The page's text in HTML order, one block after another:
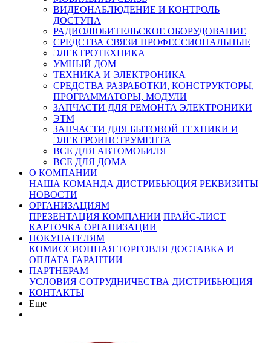
ВИДЕОНАБЛЮДЕНИЕ И КОНТРОЛЬ
ДОСТУПА
РАДИОЛЮБИТЕЛЬСКОЕ ОБОРУДОВАНИЕ
СРЕДСТВА СВЯЗИ ПРОФЕССИОНАЛЬНЫЕ
ЭЛЕКТРОТЕХНИКА
УМНЫЙ ДОМ
ТЕХНИКА И ЭЛЕКТРОНИКА
СРЕДСТВА РАЗРАБОТКИ, КОНСТРУКТОРЫ,
ПРОГРАММАТОРЫ, МОДУЛИ
ЗАПЧАСТИ ДЛЯ РЕМОНТА ЭЛЕКТРОНИКИ
ЭТМ
ЗАПЧАСТИ ДЛЯ БЫТОВОЙ ТЕХНИКИ И
ЭЛЕКТРОИНСТРУМЕНТА
ВСЕ ДЛЯ АВТОМОБИЛЯ
ВСЕ ДЛЯ ДОМА
О КОМПАНИИ
НАША КОМАНДА ДИСТРИБЬЮЦИЯ РЕКВИЗИТЫ
НОВОСТИ
ОРГАНИЗАЦИЯМ
ПРЕЗЕНТАЦИЯ КОМПАНИИ ПРАЙС-ЛИСТ
КАРТОЧКА ОРГАНИЗАЦИИ
ПОКУПАТЕЛЯМ
КОМИССИОННАЯ ТОРГОВЛЯ ДОСТАВКА И
ОПЛАТА ГАРАНТИИ
ПАРТНЕРАМ
УСЛОВИЯ СОТРУДНИЧЕСТВА ДИСТРИБЬЮЦИЯ
КОНТАКТЫ
Еще